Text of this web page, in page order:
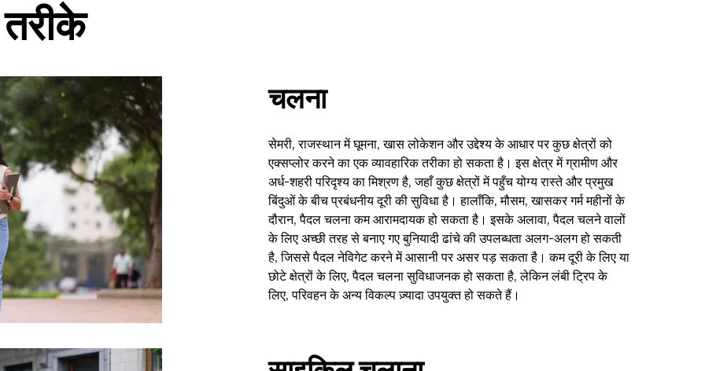
चलना
सेमरी, राजस्थान में घूमना, खास लोकेशन और उद्देश्य के आधार पर कुछ क्षेत्रों को
एक्सप्लोर करने का एक व्यावहारिक तरीका हो सकता है। इस क्षेत्र में ग्रामीण और
अर्ध-शहरी परिदृश्य का मिश्रण है, जहाँ कुछ क्षेत्रों में पहुँच योग्य रास्ते और प्रमुख
बिंदुओं के बीच प्रबंधनीय दूरी की सुविधा है। हालाँकि, मौसम, खासकर गर्म महीनों के
दौरान, पैदल चलना कम आरामदायक हो सकता है। इसके अलावा, पैदल चलने वालों
के लिए अच्छी तरह से बनाए गए बुनियादी ढांचे की उपलब्धता अलग-अलग हो सकती
है, जिससे पैदल नेविगेट करने में आसानी पर असर पड़ सकता है। कम दूरी के लिए या
छोटे क्षेत्रों के लिए, पैदल चलना सुविधाजनक हो सकता है, लेकिन लंबी ट्रिप के
लिए, परिवहन के अन्य विकल्प ज़्यादा उपयुक्त हो सकते हैं।